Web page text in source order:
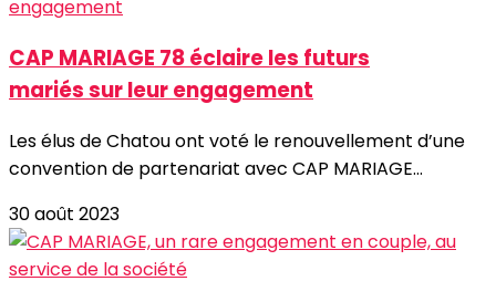
CAP MARIAGE 78 éclaire les futurs
mariés sur leur engagement
Les élus de Chatou ont voté le renouvellement d’une
convention de partenariat avec CAP MARIAGE...
30 août 2023